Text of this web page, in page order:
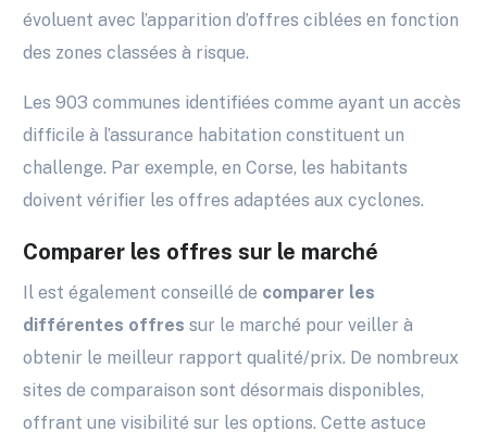
évoluent avec l’apparition d’offres ciblées en fonction
des zones classées à risque.
Les 903 communes identifiées comme ayant un accès
difficile à l’assurance habitation constituent un
challenge. Par exemple, en Corse, les habitants
doivent vérifier les offres adaptées aux cyclones.
Comparer les offres sur le marché
Il est également conseillé de comparer les
différentes offres sur le marché pour veiller à
obtenir le meilleur rapport qualité/prix. De nombreux
sites de comparaison sont désormais disponibles,
offrant une visibilité sur les options. Cette astuce